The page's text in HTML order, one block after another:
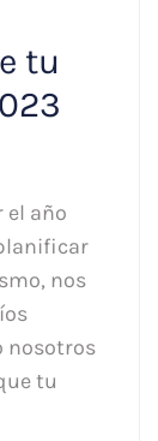
tu
el año
nos
nosotros
tu